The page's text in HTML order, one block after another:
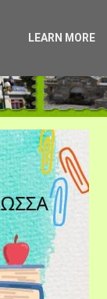
LEARN MORE